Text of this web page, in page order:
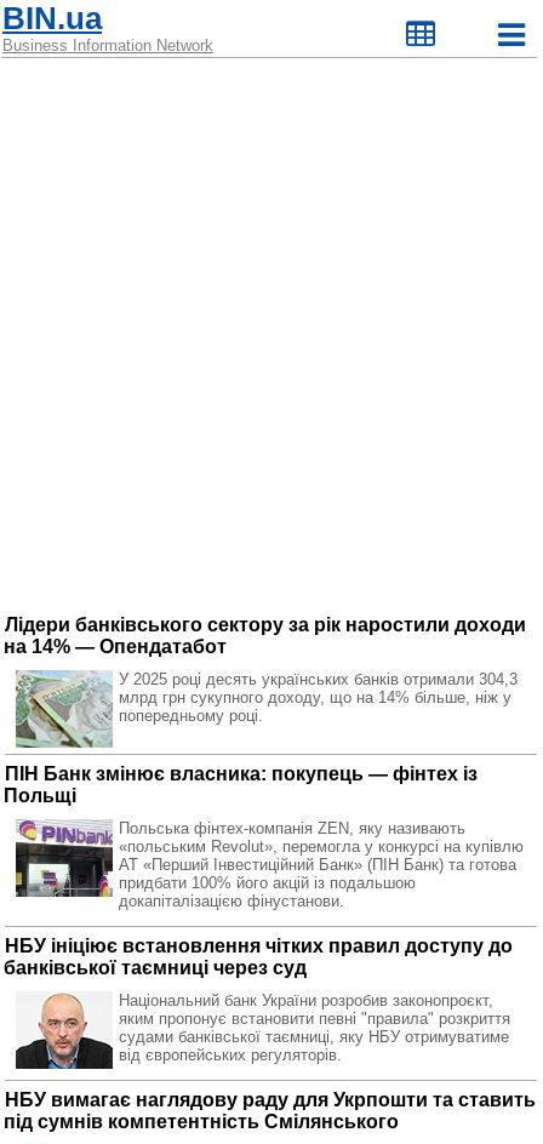
BIN.ua
Business Information Network
Лідери банківського сектору за рік наростили доходи
на 14% — Опендатабот
У 2025 році десять українських банків отримали 304,3
млрд грн сукупного доходу, що на 14% більше, ніж у
попередньому році.
ПІН Банк змінює власника: покупець — фінтех із
Польщі
Польська фінтех-компанія ZEN, яку називають
«польським Revolut», перемогла у конкурсі на купівлю
АТ «Перший Інвестиційний Банк» (ПІН Банк) та готова
придбати 100% його акцій із подальшою
докапіталізацією фінустанови.
НБУ ініціює встановлення чітких правил доступу до
банківської таємниці через суд
Національний банк України розробив законопроєкт,
яким пропонує встановити певні "правила" розкриття
судами банківської таємниці, яку НБУ отримуватиме
від європейських регуляторів.
НБУ вимагає наглядову раду для Укрпошти та ставить
під сумнів компетентність Смілянського